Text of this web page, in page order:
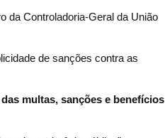
da Controladoria-Geral da União
de sanções contra as
multas, sanções e benefícios